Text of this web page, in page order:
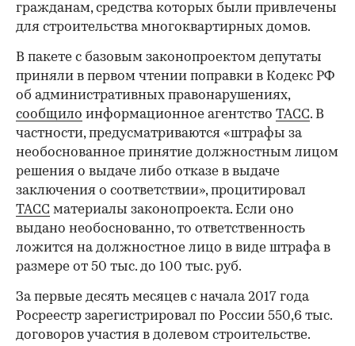
гражданам, средства которых были привлечены
для строительства многоквартирных домов.
В пакете с базовым законопроектом депутаты
приняли в первом чтении поправки в Кодекс РФ
об административных правонарушениях,
сообщило информационное агентство ТАСС. В
частности, предусматриваются «штрафы за
необоснованное принятие должностным лицом
решения о выдаче либо отказе в выдаче
заключения о соответствии», процитировал
ТАСС материалы законопроекта. Если оно
выдано необоснованно, то ответственность
ложится на должностное лицо в виде штрафа в
размере от 50 тыс. до 100 тыс. руб.
За первые десять месяцев с начала 2017 года
Росреестр зарегистрировал по России 550,6 тыс.
договоров участия в долевом строительстве.